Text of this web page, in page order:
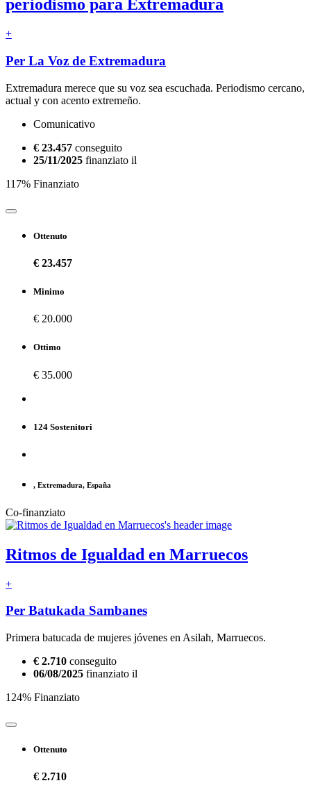
periodismo para Extremadura
+
Per La Voz de Extremadura
Extremadura merece que su voz sea escuchada. Periodismo cercano,
actual y con acento extremeño.
Comunicativo
€ 23.457 conseguito
25/11/2025 finanziato il
117% Finanziato
Ottenuto
€ 23.457
Minimo
€ 20.000
Ottimo
€ 35.000
124 Sostenitori
, Extremadura, España
Co-finanziato
Ritmos de Igualdad en Marruecos
+
Per Batukada Sambanes
Primera batucada de mujeres jóvenes en Asilah, Marruecos.
€ 2.710 conseguito
06/08/2025 finanziato il
124% Finanziato
Ottenuto
€ 2.710